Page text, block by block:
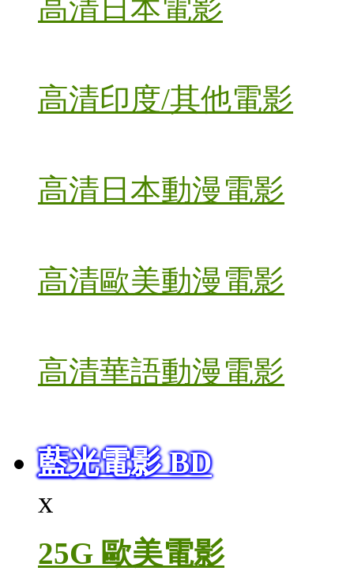
高清日本電影
高清印度/其他電影
高清日本動漫電影
高清歐美動漫電影
高清華語動漫電影
藍光電影 BD
x
25G 歐美電影